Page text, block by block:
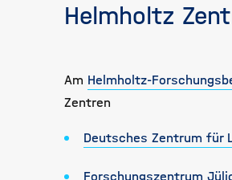
Helmholtz
Am Helmholtz-
Zentren
Deutsches Zentrum für
Forschungszentrum